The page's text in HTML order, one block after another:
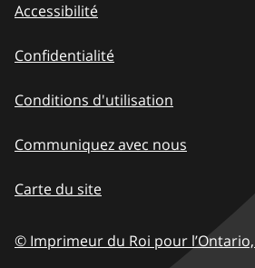
Accessibilité
Confidentialité
Conditions d'utilisation
Communiquez avec nous
Carte du site
© Imprimeur du Roi pour l’Ontario,